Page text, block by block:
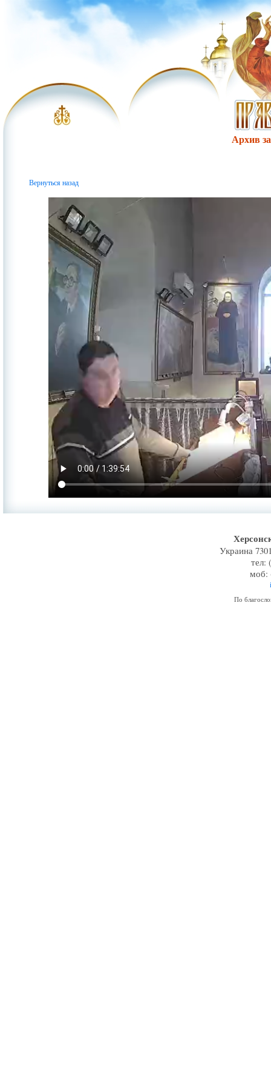
Архив
Вернуться назад
Украина
тел:
моб:
По